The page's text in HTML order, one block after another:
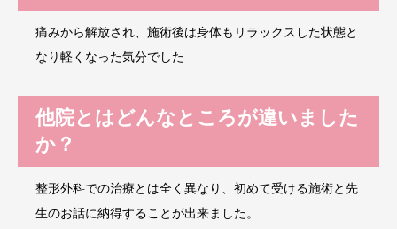
痛みから解放され、施術後は身体もリラックスした状態と
なり軽くなった気分でした
他院とはどんなところが違いました
か？
整形外科での治療とは全く異なり、初めて受ける施術と先
生のお話に納得することが出来ました。